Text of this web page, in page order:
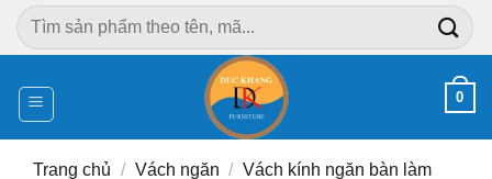
Chuyển
đến
dung
Tìm
kiếm:
0
Trang chủ / Vách ngăn / Vách kính ngăn bàn làm